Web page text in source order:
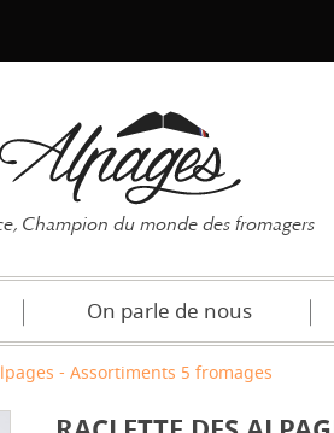
Champion du monde des fromagers
On parle de nous
- Assortiments 5 fromages